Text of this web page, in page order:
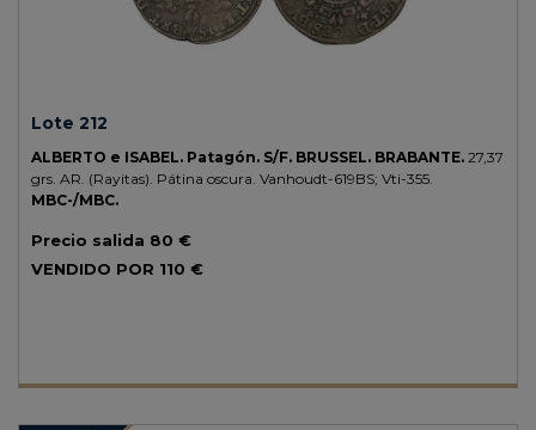
Lote 212
ALBERTO e ISABEL. Patagón. S/F. BRUSSEL. BRABANTE. 27,37
grs. AR. (Rayitas). Pátina oscura. Vanhoudt-619BS; Vti-355.
MBC-/MBC.
Precio salida 80 €
VENDIDO POR 110 €